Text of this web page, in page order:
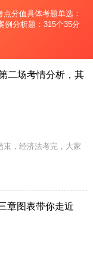
分值具体考题单选：
例分析题：315个35分
二场考情分析，其
束，经济法考完，大家
章图表带你走近